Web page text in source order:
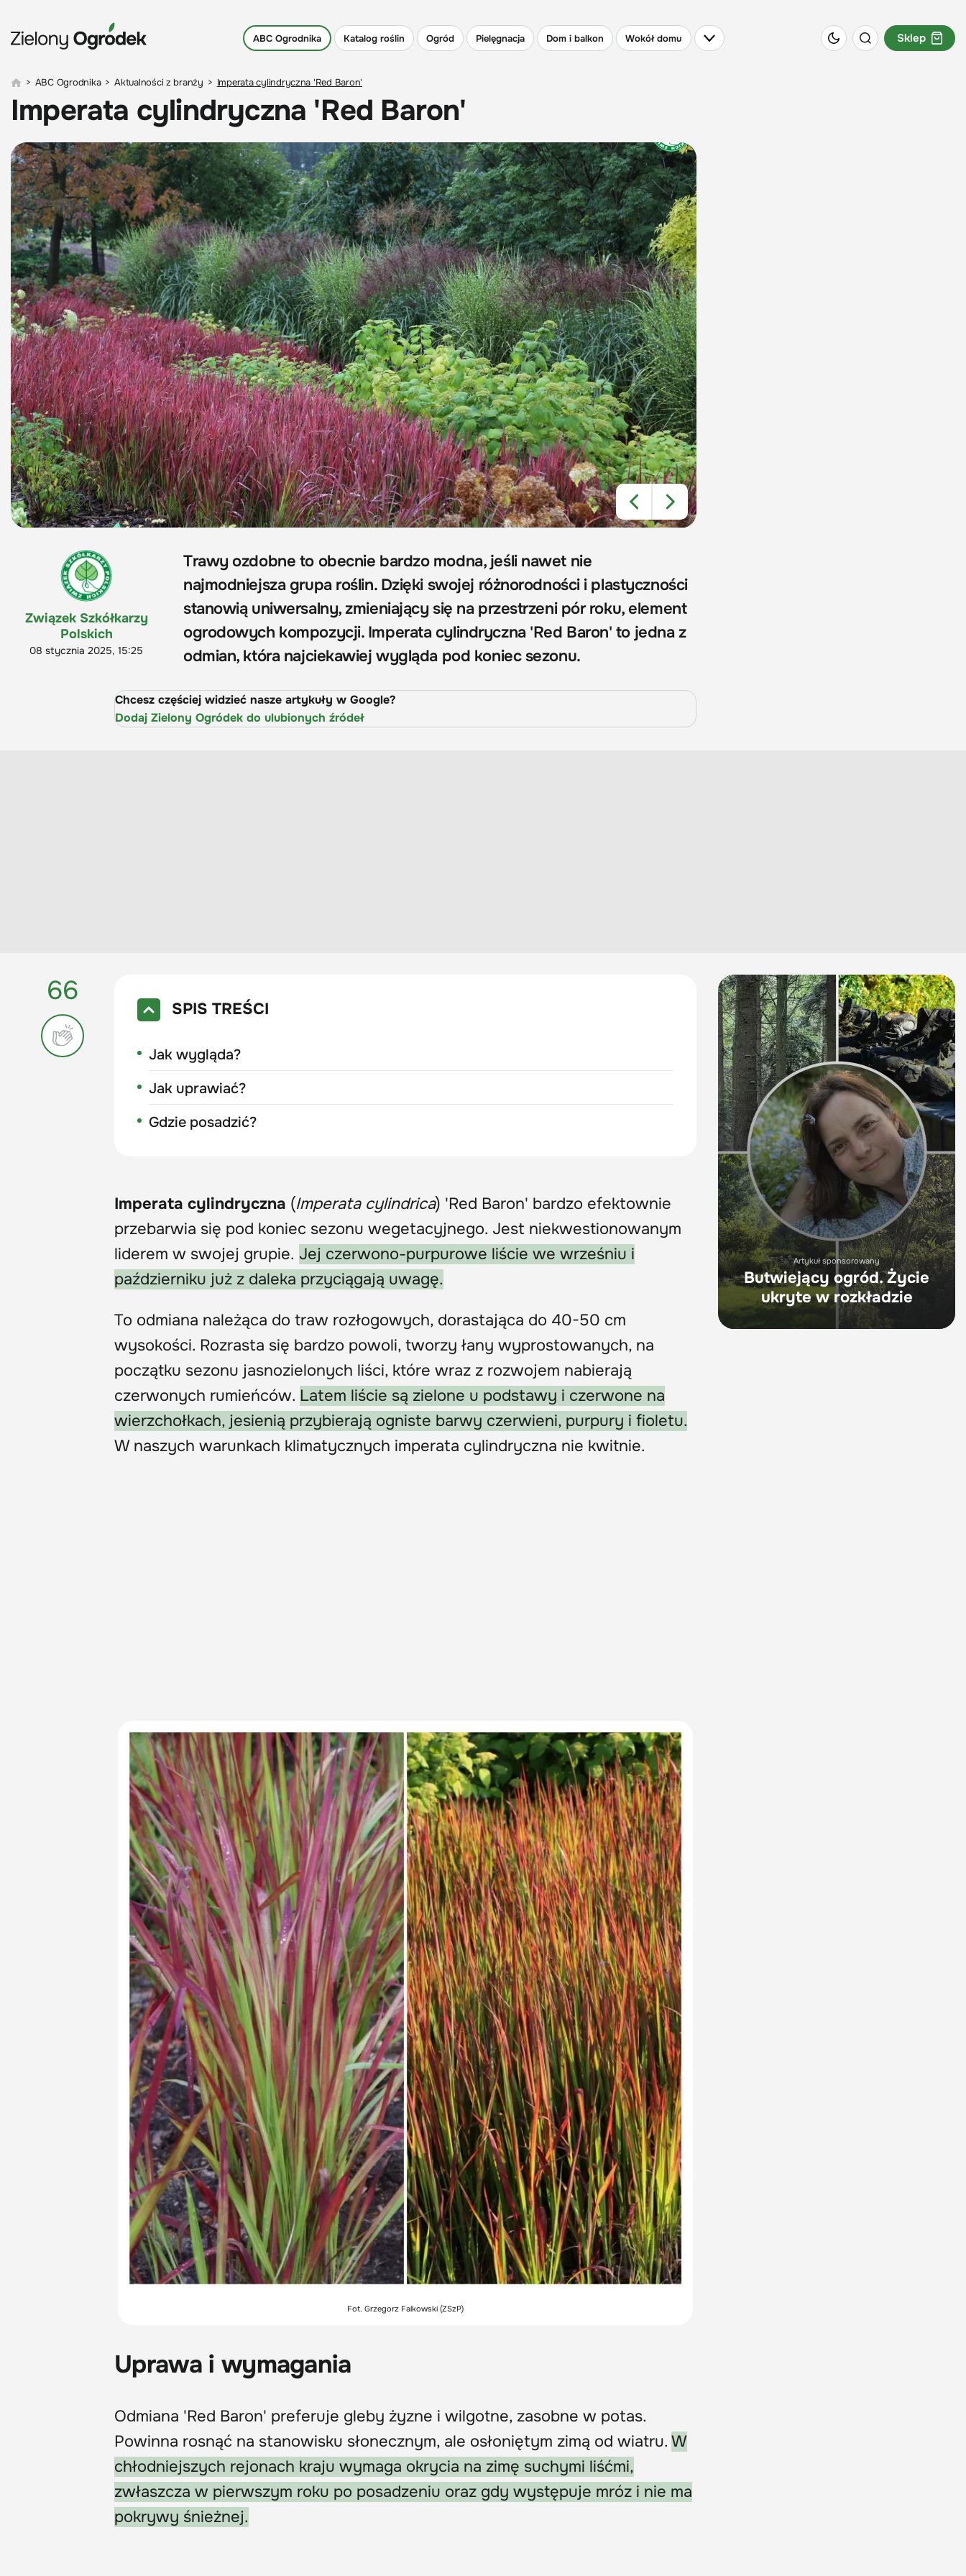
ABC Ogrodnika Katalog roślin Ogród Pielęgnacja Dom i balkon Wokół domu Sklep
> ABC Ogrodnika > Aktualności z branży > Imperata cylindryczna 'Red Baron'
Imperata cylindryczna 'Red Baron'
Związek Szkółkarzy
Polskich
08 stycznia 2025, 15:25
Trawy ozdobne to obecnie bardzo modna, jeśli nawet nie
najmodniejsza grupa roślin. Dzięki swojej różnorodności i plastyczności
stanowią uniwersalny, zmieniający się na przestrzeni pór roku, element
ogrodowych kompozycji. Imperata cylindryczna 'Red Baron' to jedna z
odmian, która najciekawiej wygląda pod koniec sezonu.
Chcesz częściej widzieć nasze artykuły w Google?
Dodaj Zielony Ogródek do ulubionych źródeł
66
SPIS TREŚCI
Jak wygląda?
Jak uprawiać?
Gdzie posadzić?
Imperata cylindryczna (Imperata cylindrica) 'Red Baron' bardzo efektownie
przebarwia się pod koniec sezonu wegetacyjnego. Jest niekwestionowanym
liderem w swojej grupie. Jej czerwono-purpurowe liście we wrześniu i
październiku już z daleka przyciągają uwagę.
To odmiana należąca do traw rozłogowych, dorastająca do 40-50 cm
wysokości. Rozrasta się bardzo powoli, tworzy łany wyprostowanych, na
początku sezonu jasnozielonych liści, które wraz z rozwojem nabierają
czerwonych rumieńców. Latem liście są zielone u podstawy i czerwone na
wierzchołkach, jesienią przybierają ogniste barwy czerwieni, purpury i fioletu.
W naszych warunkach klimatycznych imperata cylindryczna nie kwitnie.
Fot. Grzegorz Falkowski (ZSzP)
Uprawa i wymagania
Odmiana 'Red Baron' preferuje gleby żyzne i wilgotne, zasobne w potas.
Powinna rosnąć na stanowisku słonecznym, ale osłoniętym zimą od wiatru. W
chłodniejszych rejonach kraju wymaga okrycia na zimę suchymi liśćmi,
zwłaszcza w pierwszym roku po posadzeniu oraz gdy występuje mróz i nie ma
pokrywy śnieżnej.
Artykuł sponsorowany
Butwiejący ogród. Życie
ukryte w rozkładzie